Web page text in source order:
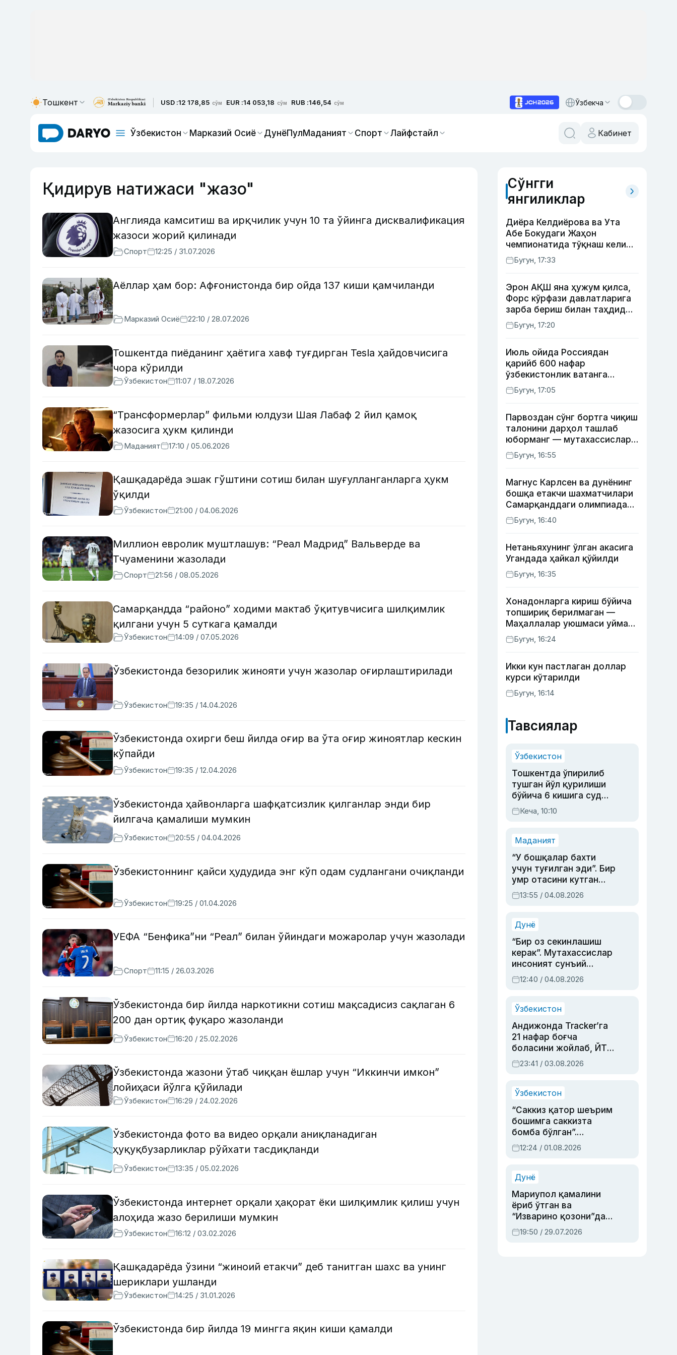
Тошкент USD :12 178,85 сўм EUR :14 053,18 сўм RUB :146,54 сўм Ўзбекча
Ўзбекистон Марказий Осиё ДунёПулМаданият Спорт Лайфстайл Кабинет
Қидирув натижаси "жазо"
Англияда камситиш ва ирқчилик учун 10 та ўйинга дисквалификация
жазоси жорий қилинади
Спорт 12:25 / 31.07.2026
Аёллар ҳам бор: Афғонистонда бир ойда 137 киши қамчиланди
Марказий Осиё 22:10 / 28.07.2026
Тошкентда пиёданинг ҳаётига хавф туғдирган Tesla ҳайдовчисига
чора кўрилди
Ўзбекистон 11:07 / 18.07.2026
“Трансформерлар” фильми юлдузи Шая Лабаф 2 йил қамоқ
жазосига ҳукм қилинди
Маданият 17:10 / 05.06.2026
Қашқадарёда эшак гўштини сотиш билан шуғулланганларга ҳукм
ўқилди
Ўзбекистон 21:00 / 04.06.2026
Миллион евролик муштлашув: “Реал Мадрид” Вальверде ва
Тчуаменини жазолади
Спорт 21:56 / 08.05.2026
Самарқандда “районо” ходими мактаб ўқитувчисига шилқимлик
қилгани учун 5 суткага қамалди
Ўзбекистон 14:09 / 07.05.2026
Ўзбекистонда безорилик жинояти учун жазолар оғирлаштирилади
Ўзбекистон 19:35 / 14.04.2026
Ўзбекистонда охирги беш йилда оғир ва ўта оғир жиноятлар кескин
кўпайди
Ўзбекистон 19:35 / 12.04.2026
Ўзбекистонда ҳайвонларга шафқатсизлик қилганлар энди бир
йилгача қамалиши мумкин
Ўзбекистон 20:55 / 04.04.2026
Ўзбекистоннинг қайси ҳудудида энг кўп одам судлангани очиқланди
Ўзбекистон 19:25 / 01.04.2026
УЕФА “Бенфика”ни “Реал” билан ўйиндаги можаролар учун жазолади
Спорт 11:15 / 26.03.2026
Ўзбекистонда бир йилда наркотикни сотиш мақсадисиз сақлаган 6
200 дан ортиқ фуқаро жазоланди
Ўзбекистон 16:20 / 25.02.2026
Ўзбекистонда жазони ўтаб чиққан ёшлар учун “Иккинчи имкон”
лойиҳаси йўлга қўйилади
Ўзбекистон 16:29 / 24.02.2026
Ўзбекистонда фото ва видео орқали аниқланадиган
ҳуқуқбузарликлар рўйхати тасдиқланди
Ўзбекистон 13:35 / 05.02.2026
Ўзбекистонда интернет орқали ҳақорат ёки шилқимлик қилиш учун
алоҳида жазо берилиши мумкин
Ўзбекистон 16:12 / 03.02.2026
Қашқадарёда ўзини “жиноий етакчи” деб танитган шахс ва унинг
шериклари ушланди
Ўзбекистон 14:25 / 31.01.2026
Ўзбекистонда бир йилда 19 мингга яқин киши қамалди
Сўнгги
янгиликлар
Диёра Келдиёрова ва Ута
Абе Бокудаги Жаҳон
чемпионатида тўқнаш келиши
мумкин — ОАВ
Бугун, 17:33
Эрон АҚШ яна ҳужум қилса,
Форс кўрфази давлатларига
зарба бериш билан таҳдид
қилди
Бугун, 17:20
Июль ойида Россиядан
қарийб 600 нафар
ўзбекистонлик ватанга
қайтарилди
Бугун, 17:05
Парвоздан сўнг бортга чиқиш
талонини дарҳол ташлаб
юборманг — мутахассислар
бунинг сабабини тушунтирди
Бугун, 16:55
Магнус Карлсен ва дунёнинг
бошқа етакчи шахматчилари
Самарқанддаги олимпиадани
ўтказиб юборади
Бугун, 16:40
Нетаньяхунинг ўлган акасига
Угандада ҳайкал қўйилди
Бугун, 16:35
Хонадонларга кириш бўйича
топшириқ берилмаган —
Маҳаллалар уюшмаси уйма-
уй юрган масъуллар ҳақида
Бугун, 16:24
Икки кун пастлаган доллар
курси кўтарилди
Бугун, 16:14
Тавсиялар
Ўзбекистон
Тошкентда ўпирилиб
тушган йўл қурилиши
бўйича 6 кишига суд
ҳукми ўқилди
Кеча, 10:10
Маданият
“У бошқалар бахти
учун туғилган эди”. Бир
умр отасини кутган
актриса ва дубльяж
устаси Римма
синовларга тўла ҳаёти
13:55 / 04.08.2026
Дунё
“Бир оз секинлашиш
керак”. Мутахассислар
инсоният сунъий
интеллектни бошқара
олмай қолишидан
12:40 / 04.08.2026
Ўзбекистон
Андижонда Tracker’га
21 нафар боғча
боласини жойлаб, ЙТҲ
содир этган аёлга суд
ҳукми ўқилди
23:41 / 03.08.2026
Ўзбекистон
“Саккиз қатор шеърим
бошимга саккизта
бомба бўлган”.
Абдулла Ориповни
сиёсий айбловлардан
12:24 / 01.08.2026
Дунё
Мариупол қамалини
ёриб ўтган ва
“Изварино қозони”дан
чиққан қаҳрамон —
Украина армияси бош
19:50 / 29.07.2026